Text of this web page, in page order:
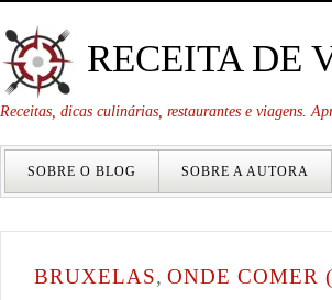
RECEITA DE
Receitas, dicas culinárias, restaurantes e viagens.
SOBRE O BLOG SOBRE A AUTORA
BRUXELAS, ONDE COMER